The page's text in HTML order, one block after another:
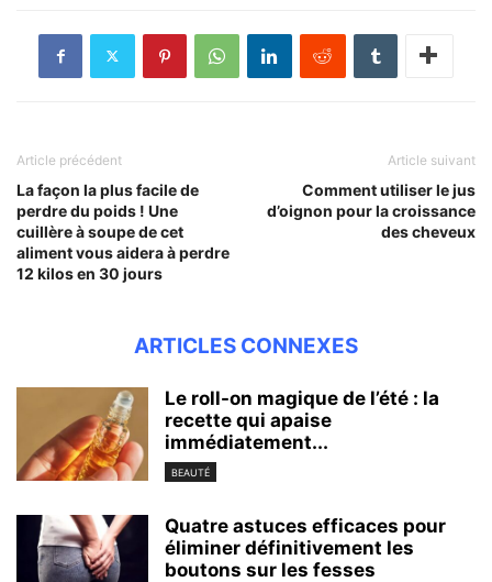
Article précédent
La façon la plus facile de
perdre du poids ! Une
cuillère à soupe de cet
aliment vous aidera à perdre
12 kilos en 30 jours
Article suivant
Comment utiliser le jus
d’oignon pour la croissance
des cheveux
ARTICLES CONNEXES
Le roll-on magique de l’été : la
recette qui apaise
immédiatement...
BEAUTÉ
Quatre astuces efficaces pour
éliminer définitivement les
boutons sur les fesses